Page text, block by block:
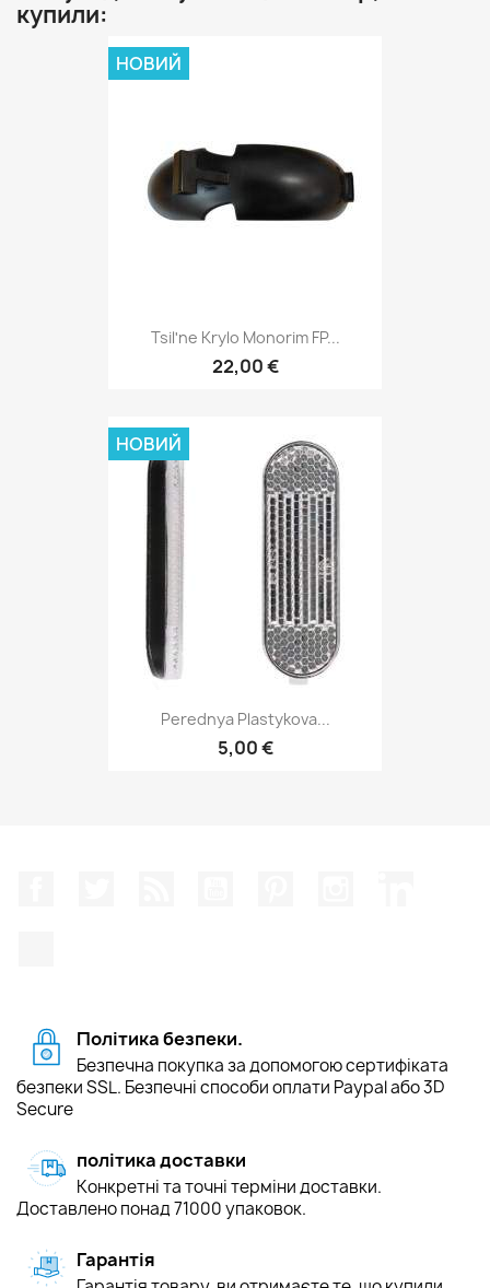
купили:
Tsilʹne Krylo Monorim FP...
22,00 €
НОВИЙ
Perednya Plastykova...
5,00 €
НОВИЙ
Політика безпеки.
Безпечна покупка за допомогою сертифіката
безпеки SSL. Безпечні способи оплати Paypal або 3D
Secure
політика доставки
Конкретні та точні терміни доставки.
Доставлено понад 71000 упаковок.
Гарантія